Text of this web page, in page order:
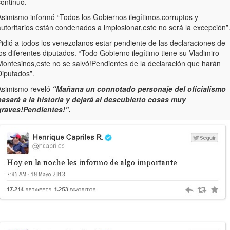
informó “Todos los Gobiernos ilegítimos,corruptos y
están condenados a implosionar,este no será la excepción”.
a todos los venezolanos estar pendiente de las declaraciones de
diferentes diputados. “Todo Gobierno ilegítimo tiene su Vladimiro
no se salvó!Pendientes de la declaración que harán
reveló “Mañana un connotado personaje del oficialismo
a la historia y dejará al descubierto cosas muy